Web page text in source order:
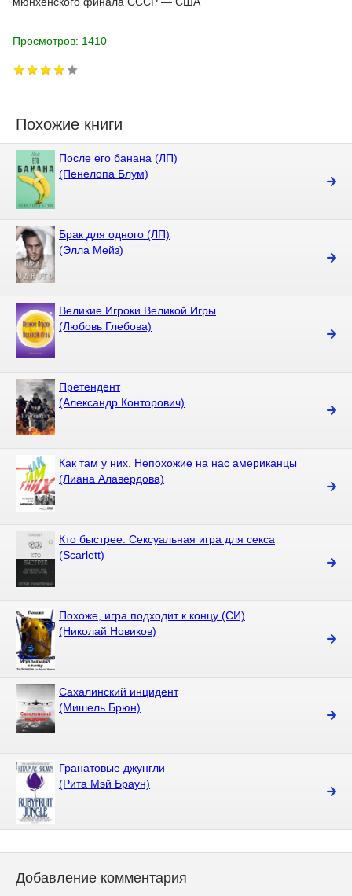
Просмотров: 1410
Похожие книги
После его банана (ЛП)
(Пенелопа Блум)
Брак для одного (ЛП)
(Элла Мейз)
Великие Игроки Великой Игры
(Любовь Глебова)
Претендент
(Александр Конторович)
Как там у них. Непохожие на нас американцы
(Лиана Алавердова)
Кто быстрее. Сексуальная игра для секса
(Scarlett)
Похоже, игра подходит к концу (СИ)
(Николай Новиков)
Сахалинский инцидент
(Мишель Брюн)
Гранатовые джунгли
(Рита Мэй Браун)
Добавление комментария